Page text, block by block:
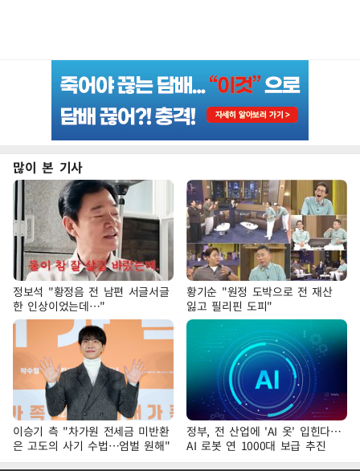
많이 본 기사
정보석 "황정음 전 남편 서글서글
한 인상이었는데…"
황기순 "원정 도박으로 전 재산
잃고 필리핀 도피"
이승기 측 "차가원 전세금 미반환
은 고도의 사기 수법…엄벌 원해"
정부, 전 산업에 'AI 옷' 입힌다…
AI 로봇 연 1000대 보급 추진